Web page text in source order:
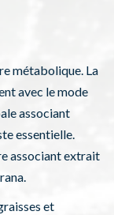
métabolique. La
avec le mode
associant
essentielle.
associant extrait
et